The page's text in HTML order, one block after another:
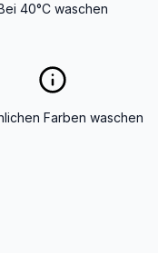
40°C waschen
Farben waschen